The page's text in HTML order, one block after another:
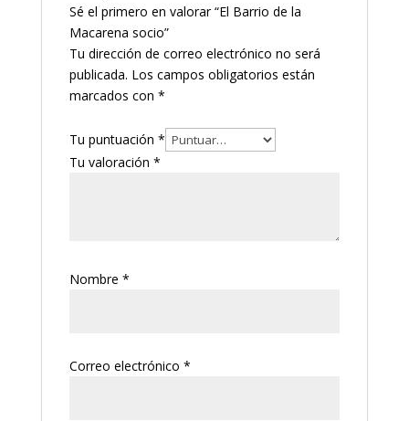
Sé el primero en valorar “El Barrio de la
Macarena socio”
Tu dirección de correo electrónico no será
publicada. Los campos obligatorios están
marcados con *
Tu puntuación *
Tu valoración *
Nombre *
Correo electrónico *